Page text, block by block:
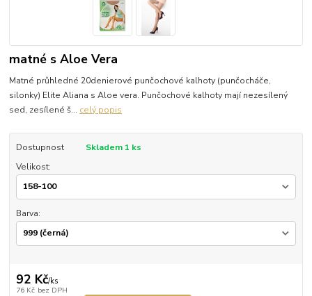
matné s Aloe Vera
Matné průhledné 20denierové punčochové kalhoty (punčocháče,
silonky) Elite Aliana s Aloe vera. Punčochové kalhoty mají nezesílený
sed, zesílené š... celý popis
Dostupnost
Skladem 1 ks
Velikost:
Barva:
92 Kč/ks
76 Kč bez DPH